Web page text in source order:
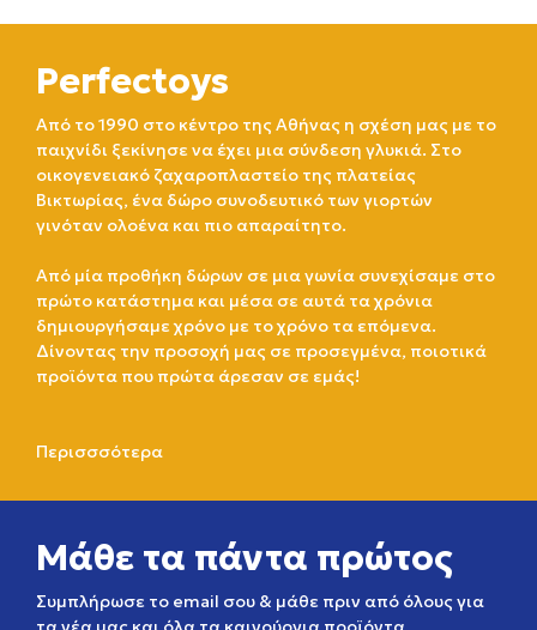
Perfectoys
Από το 1990 στο κέντρο της Αθήνας η σχέση μας με το
παιχνίδι ξεκίνησε να έχει μια σύνδεση γλυκιά. Στο
οικογενειακό ζαχαροπλαστείο της πλατείας
Βικτωρίας, ένα δώρο συνοδευτικό των γιορτών
γινόταν ολοένα και πιο απαραίτητο.
Από μία προθήκη δώρων σε μια γωνία συνεχίσαμε στο
πρώτο κατάστημα και μέσα σε αυτά τα χρόνια
δημιουργήσαμε χρόνο με το χρόνο τα επόμενα.
Δίνοντας την προσοχή μας σε προσεγμένα, ποιοτικά
προϊόντα που πρώτα άρεσαν σε εμάς!
Περισσσότερα
Μάθε τα πάντα πρώτος
Συμπλήρωσε το email σου & μάθε πριν από όλους για